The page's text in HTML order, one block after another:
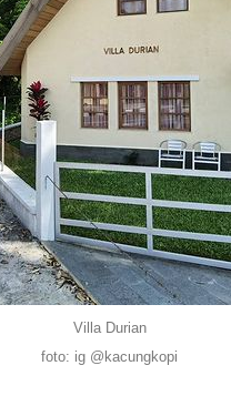
Villa Durian
foto: ig @kacungkopi